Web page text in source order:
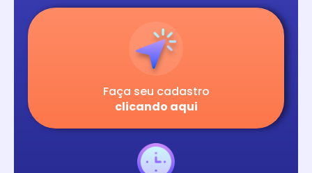
Faça seu cadastro
clicando aqui